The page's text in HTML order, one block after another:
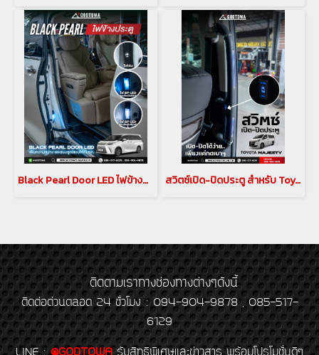
Black Pearl Door LED ไฟข้างประตู สำหรับ New Lexus LM รุ่นปี 2024 สวิตซ์เปิด-ปิดประตู สำหรับ Toyota Majesty สวิตช์เปิด ปิด ตรงราวมือจับประตูสไลด์ โตโยต้า มาเจสตี้
ติดตามเราทางช่องทางต่างๆดังนี้
ติดต่อด่วนตลอด 24 ชั่วโมง : 094-904-9878 , 085-517-
6129
LINE : @GODTOWA รับสิทธิพิเศษและข่าวสาร พร้อมโปรโมชั่นดีๆ